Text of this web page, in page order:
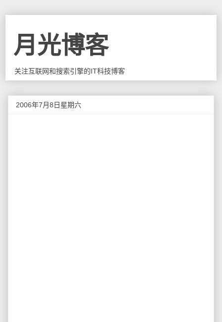
月光博客
关注互联网和搜索引擎的IT科技博客
2006年7月8日星期六